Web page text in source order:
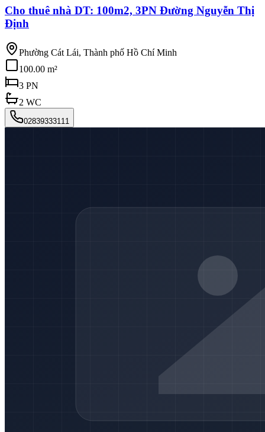
Cho thuê nhà DT: 100m2, 3PN Đường Nguyễn Thị
Định
Phường Cát Lái, Thành phố Hồ Chí Minh
100.00 m²
3 PN
2 WC
02839333111